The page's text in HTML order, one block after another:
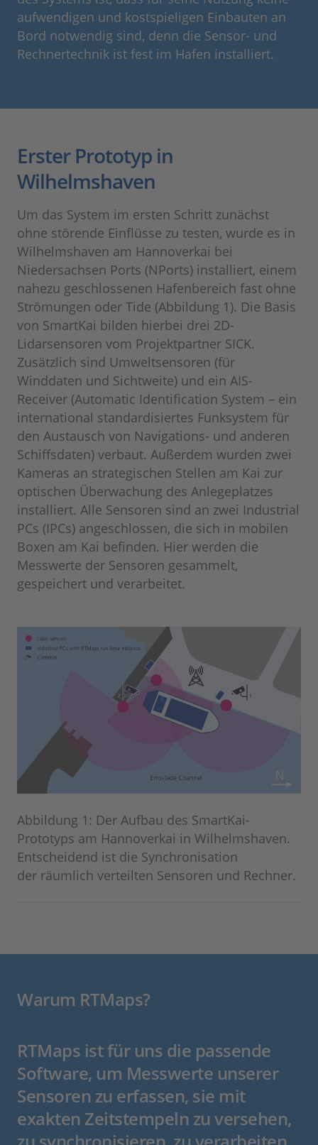
aufwendigen und kostspieligen Einbauten an
Bord notwendig sind, denn die Sensor- und
Rech­ner­technik ist fest im Hafen installiert.
Erster Prototyp in
Wilhelmshaven
Um das System im ersten Schritt zunächst
ohne störende Einflüsse zu testen, wurde es in
Wilhelmshaven am Hannoverkai bei
Niedersachsen Ports (NPorts) installiert, einem
nahezu geschlossenen Hafenbereich fast ohne
Strömungen oder Tide (Abbildung 1). Die Basis
von SmartKai bilden hierbei drei 2D-
Lidarsensoren vom Projektpartner SICK.
Zusätzlich sind Umweltsensoren (für
Winddaten und Sichtweite) und ein AIS-
Receiver (Automatic Identification System – ein
international standardisiertes Funksystem für
den Austausch von Navigations- und anderen
Schiffsdaten) verbaut. Außerdem wurden zwei
Kameras an strategischen Stellen am Kai zur
optischen Überwachung des Anlegeplatzes
installiert. Alle Sensoren sind an zwei Industrial
PCs (IPCs) angeschlossen, die sich in mobilen
Boxen am Kai befinden. Hier werden die
Messwerte der Sensoren gesammelt,
gespeichert und verarbeitet.
Abbildung 1: Der Aufbau des SmartKai-
Prototyps am Hannoverkai in Wilhelmshaven.
Entscheidend ist die Synchronisation
der räumlich verteilten Sensoren und Rechner.
Warum RTMaps?
RTMaps ist für uns die passende
Software, um Messwerte unserer
Sensoren zu erfassen, sie mit
exakten Zeitstempeln zu versehen,